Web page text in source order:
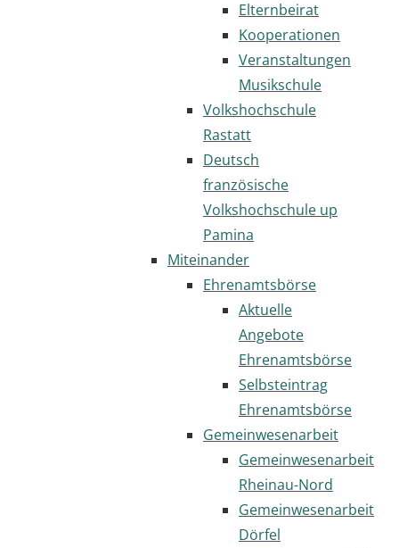
Elternbeirat
Kooperationen
Veranstaltungen
Musikschule
Volkshochschule
Rastatt
Deutsch
französische
Volkshochschule up
Pamina
Miteinander
Ehrenamtsbörse
Aktuelle
Angebote
Ehrenamtsbörse
Selbsteintrag
Ehrenamtsbörse
Gemeinwesenarbeit
Gemeinwesenarbeit
Rheinau-Nord
Gemeinwesenarbeit
Dörfel